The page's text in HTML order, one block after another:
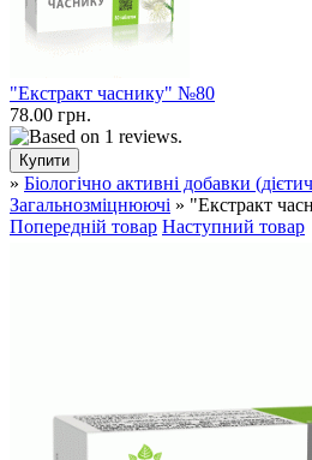
"Екстракт часнику" №80
78.00 грн.
» Біологічно активні добавки
Загальнозміцнюючі » "Екстракт
Попередній товар Наступний товар